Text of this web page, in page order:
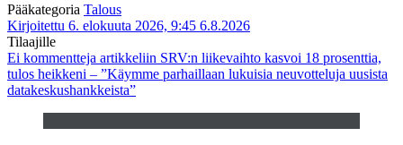
Pääkategoria Talous
Kirjoitettu 6. elokuuta 2026, 9:45 6.8.2026
Tilaajille
Ei kommentteja artikkeliin SRV:n liikevaihto kasvoi 18 prosenttia,
tulos heikkeni – ”Käymme parhaillaan lukuisia neuvotteluja uusista
datakeskushankkeista”